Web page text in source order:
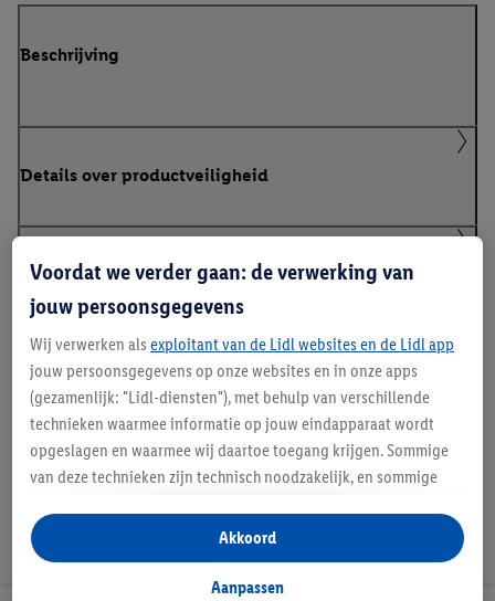
Beschrijving
Details over productveiligheid
Klanteninformatie over batterijen Europese
Batterijenverordening
Handleidingen en downloads
Voordat we verder gaan: de verwerking van
jouw persoonsgegevens
Wij verwerken als exploitant van de Lidl websites en de Lidl app
jouw persoonsgegevens op onze websites en in onze apps
(gezamenlijk: "Lidl-diensten"), met behulp van verschillende
technieken waarmee informatie op jouw eindapparaat wordt
opgeslagen en waarmee wij daartoe toegang krijgen. Sommige
van deze technieken zijn technisch noodzakelijk, en sommige
opslaan van voorkeursinstellingen, het verzamelen en
analyseren van statistieken of voor het tonen van
gepersonaliseerde reclame binnen en buiten de Lidl-diensten.
Aanpassen
Akkoord